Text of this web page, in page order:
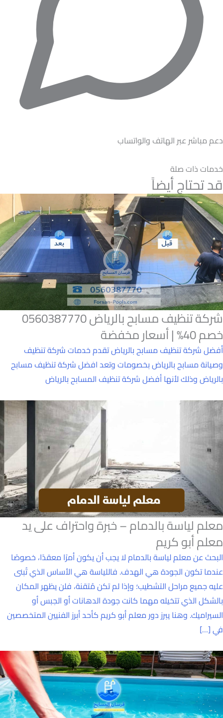
دعم مباشر عبر الهاتف والواتساب
خدمات ذات صلة
قد تحتاج أيضاً
شركة تنظيف مسابح بالرياض 0560387770
خصم 40% | أسعار مخفضة
أفضل شركة تنظيف مسابح بالرياض تقدم خدمات شركة تنظيف
وصيانة مسابح بالرياض بخصومات وتعد افضل شركة تنظيف مسابح
بالرياض وذلك لأنها أفضل شركة تنظيف المسابح بالرياض
معلم لياسة بالدمام – خبرة واحتراف على يد
معلم أبو كريم
البحث عن معلم لياسة بالدمام لا يجب أن يكون أمرًا معقدًا، خصوصًا
عندما تكون الجودة هي الهدف. فاللياسة هي الأساس الذي تُبنى
عليه جميع مراحل التشطيب؛ وإذا لم تكن مُتقنة، فلن يظهر المكان
بالشكل الذي تتخيله مهما كانت جودة الدهانات أو الجبس أو
السيراميك. وهنا يبرز دور معلم أبو كريم كأحد أبرز الفنيين المتخصصين
في […]